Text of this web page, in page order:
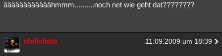
äääääääääääähmmm..........noch net wie geht dat????????
chilichote 11.09.2009 um 18:39